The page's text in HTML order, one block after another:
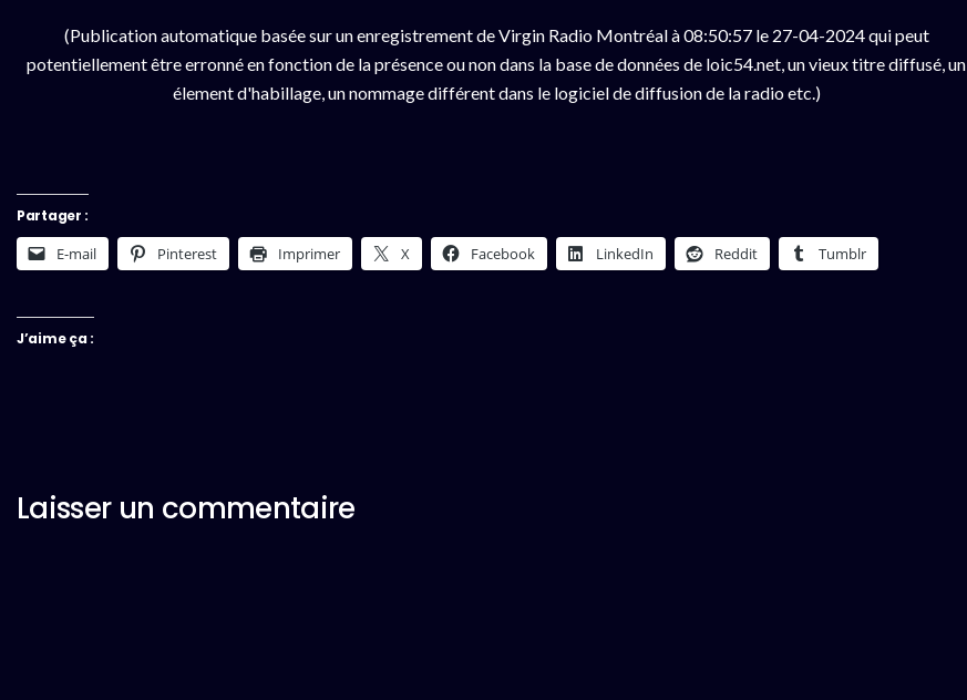
(Publication automatique basée sur un enregistrement de Virgin Radio Montréal à 08:50:57 le 27-04-2024 qui peut
potentiellement être erronné en fonction de la présence ou non dans la base de données de loic54.net, un vieux titre diffusé, un
élement d'habillage, un nommage différent dans le logiciel de diffusion de la radio etc.)
Partager :
E-mail Pinterest Imprimer X Facebook LinkedIn Reddit Tumblr
J’aime ça :
Laisser un commentaire